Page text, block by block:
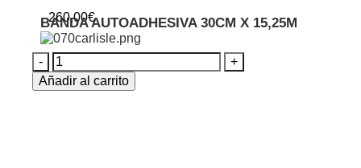
260,00€
BANDA AUTOADHESIVA 30CM X 15,25M
Añadir al carrito